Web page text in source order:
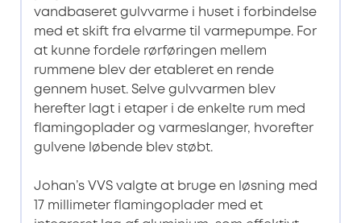
vandbaseret gulvvarme i huset i forbindelse
med et skift fra elvarme til varmepumpe. For
at kunne fordele rørføringen mellem
rummene blev der etableret en rende
gennem huset. Selve gulvvarmen blev
herefter lagt i etaper i de enkelte rum med
flamingoplader og varmeslanger, hvorefter
gulvene løbende blev støbt.
Johan’s VVS valgte at bruge en løsning med
17 millimeter flamingoplader med et